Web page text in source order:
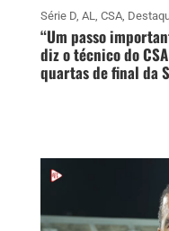
Série D, AL, CSA,
“Um passo
diz o técnico do
quartas de final da